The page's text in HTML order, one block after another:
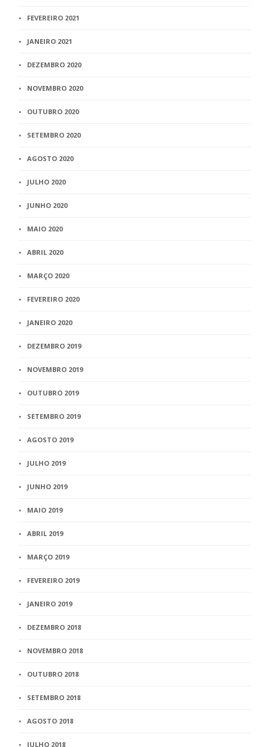
FEVEREIRO 2021
JANEIRO 2021
DEZEMBRO 2020
NOVEMBRO 2020
OUTUBRO 2020
SETEMBRO 2020
AGOSTO 2020
JULHO 2020
JUNHO 2020
MAIO 2020
ABRIL 2020
MARÇO 2020
FEVEREIRO 2020
JANEIRO 2020
DEZEMBRO 2019
NOVEMBRO 2019
OUTUBRO 2019
SETEMBRO 2019
AGOSTO 2019
JULHO 2019
JUNHO 2019
MAIO 2019
ABRIL 2019
MARÇO 2019
FEVEREIRO 2019
JANEIRO 2019
DEZEMBRO 2018
NOVEMBRO 2018
OUTUBRO 2018
SETEMBRO 2018
AGOSTO 2018
JULHO 2018